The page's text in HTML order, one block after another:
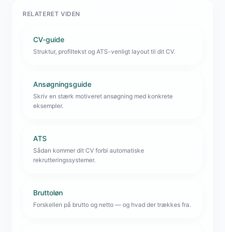
RELATERET VIDEN
CV-guide
Struktur, profiltekst og ATS-venligt layout til dit CV.
Ansøgningsguide
Skriv en stærk motiveret ansøgning med konkrete
eksempler.
ATS
Sådan kommer dit CV forbi automatiske
rekrutteringssystemer.
Bruttoløn
Forskellen på brutto og netto — og hvad der trækkes fra.